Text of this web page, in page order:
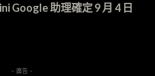
Google 助理確定 9 月 4 日
- 廣告 -